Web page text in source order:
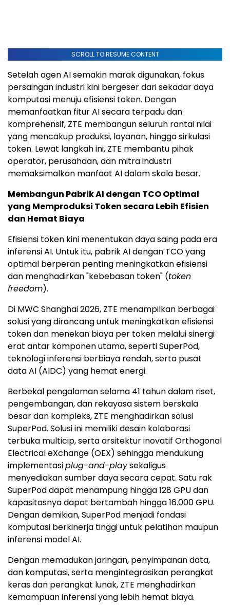
SCROLL TO RESUME CONTENT
Setelah agen AI semakin marak digunakan, fokus
persaingan industri kini bergeser dari sekadar daya
komputasi menuju efisiensi token. Dengan
memanfaatkan fitur AI secara terpadu dan
komprehensif, ZTE membangun seluruh rantai nilai
yang mencakup produksi, layanan, hingga sirkulasi
token. Lewat langkah ini, ZTE membantu pihak
operator, perusahaan, dan mitra industri
memaksimalkan manfaat AI dalam skala besar.
Membangun Pabrik AI dengan TCO Optimal
yang Memproduksi Token secara Lebih Efisien
dan Hemat Biaya
Efisiensi token kini menentukan daya saing pada era
inferensi AI. Untuk itu, pabrik AI dengan TCO yang
optimal berperan penting meningkatkan efisiensi
dan menghadirkan "kebebasan token" (token
freedom).
Di MWC Shanghai 2026, ZTE menampilkan berbagai
solusi yang dirancang untuk meningkatkan efisiensi
token dan menekan biaya per token melalui sinergi
erat antar komponen utama, seperti SuperPod,
teknologi inferensi berbiaya rendah, serta pusat
data AI (AIDC) yang hemat energi.
Berbekal pengalaman selama 41 tahun dalam riset,
pengembangan, dan rekayasa sistem berskala
besar dan kompleks, ZTE menghadirkan solusi
SuperPod. Solusi ini memiliki desain kolaborasi
terbuka multicip, serta arsitektur inovatif Orthogonal
Electrical eXchange (OEX) sehingga mendukung
implementasiplug-and-playsekaligus
menyediakan sumber daya secara cepat. Satu rak
SuperPod dapat menampung hingga 128 GPU dan
kapasitasnya dapat bertambah hingga 16.000 GPU.
Dengan demikian, SuperPod menjadi fondasi
komputasi berkinerja tinggi untuk pelatihan maupun
inferensi model AI.
Dengan memadukan jaringan, penyimpanan data,
dan komputasi, serta mengintegrasikan perangkat
keras dan perangkat lunak, ZTE menghadirkan
kemampuan inferensi yang lebih hemat biaya.